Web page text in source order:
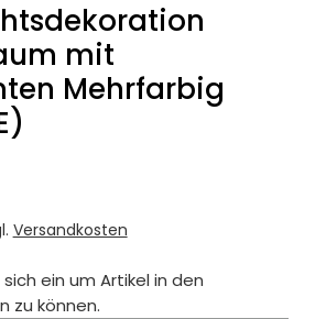
mit
Mehrfarbig
Versandkosten
ein um Artikel in den
zu können.